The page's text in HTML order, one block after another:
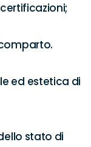
ed estetica di
stato di